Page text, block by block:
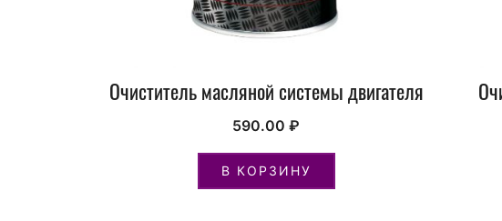
Очиститель масляной системы двигателя
590.00 ₽
В КОРЗИНУ